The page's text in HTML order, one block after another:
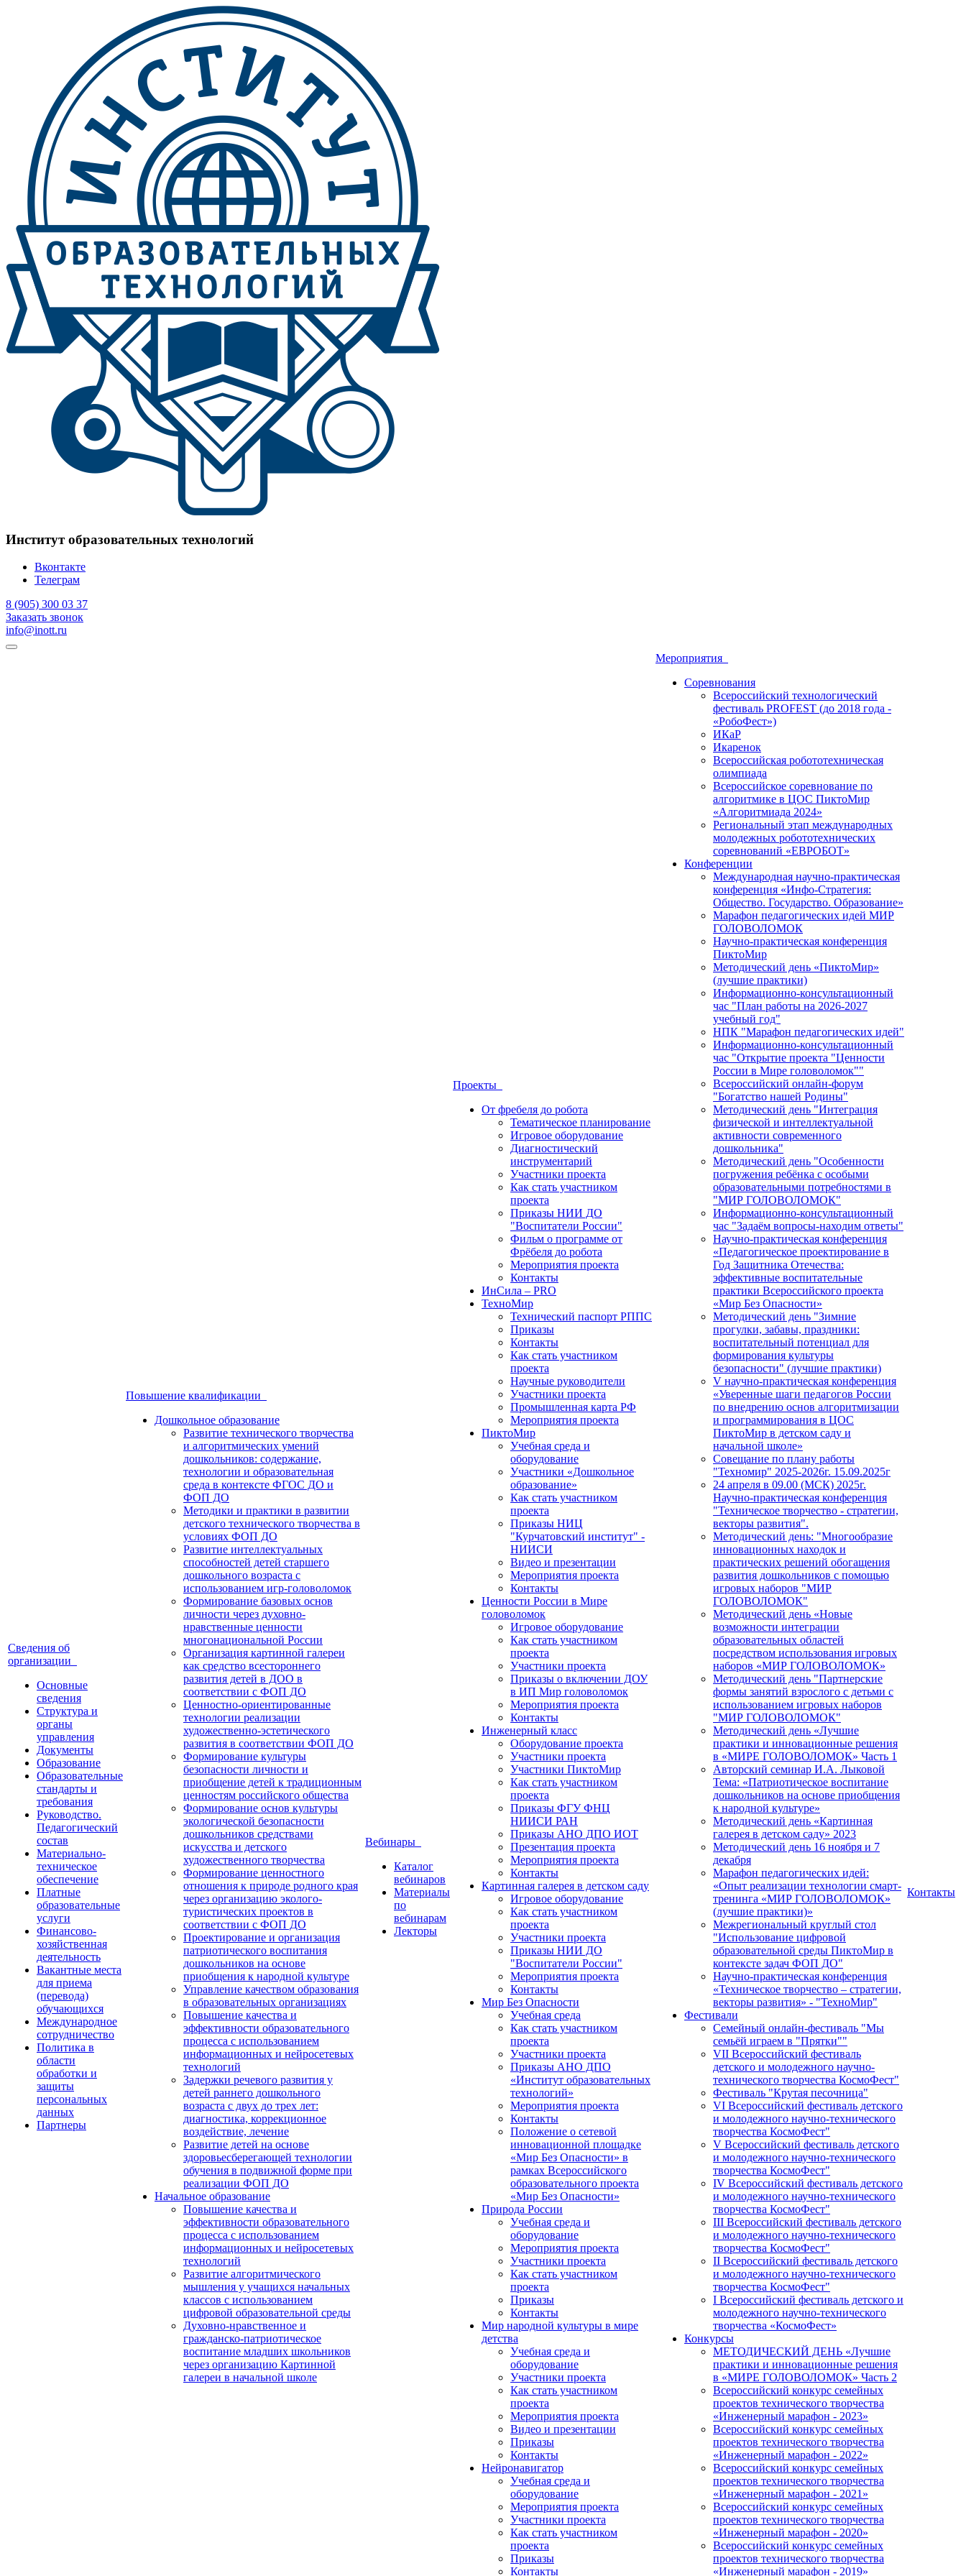
Институт образовательных технологий
Вконтакте
Телеграм
8 (905) 300 03 37
Заказать звонок
info@inott.ru
Сведения об
организации
Основные
сведения
Структура и
органы
управления
Документы
Образование
Образовательные
стандарты и
требования
Руководство.
Педагогический
состав
Материально-
техническое
обеспечение
Платные
образовательные
услуги
Финансово-
хозяйственная
деятельность
Вакантные места
для приема
(перевода)
обучающихся
Международное
сотрудничество
Политика в
области
обработки и
защиты
персональных
данных
Партнеры
Повышение квалификации
Дошкольное образование
Развитие технического творчества
и алгоритмических умений
дошкольников: содержание,
технологии и образовательная
среда в контексте ФГОС ДО и
ФОП ДО
Методики и практики в развитии
детского технического творчества в
условиях ФОП ДО
Развитие интеллектуальных
способностей детей старшего
дошкольного возраста с
использованием игр-головоломок
Формирование базовых основ
личности через духовно-
нравственные ценности
многонациональной России
Организация картинной галереи
как средство всестороннего
развития детей в ДОО в
соответствии с ФОП ДО
Ценностно-ориентированные
технологии реализации
художественно-эстетического
развития в соответствии ФОП ДО
Формирование культуры
безопасности личности и
приобщение детей к традиционным
ценностям российского общества
Формирование основ культуры
экологической безопасности
дошкольников средствами
искусства и детского
художественного творчества
Формирование ценностного
отношения к природе родного края
через организацию эколого-
туристических проектов в
соответствии с ФОП ДО
Проектирование и организация
патриотического воспитания
дошкольников на основе
приобщения к народной культуре
Управление качеством образования
в образовательных организациях
Повышение качества и
эффективности образовательного
процесса с использованием
информационных и нейросетевых
технологий
Задержки речевого развития у
детей раннего дошкольного
возраста с двух до трех лет:
диагностика, коррекционное
воздействие, лечение
Развитие детей на основе
здоровьесберегающей технологии
обучения в подвижной форме при
реализации ФОП ДО
Начальное образование
Повышение качества и
эффективности образовательного
процесса с использованием
информационных и нейросетевых
технологий
Развитие алгоритмического
мышления у учащихся начальных
классов с использованием
цифровой образовательной среды
Духовно-нравственное и
гражданско-патриотическое
воспитание младших школьников
через организацию Картинной
галереи в начальной школе
Вебинары
Каталог
вебинаров
Материалы
по
вебинарам
Лекторы
Проекты
От фребеля до робота
Тематическое планирование
Игровое оборудование
Диагностический
инструментарий
Участники проекта
Как стать участником
проекта
Приказы НИИ ДО
"Воспитатели России"
Фильм о программе от
Фрёбеля до робота
Мероприятия проекта
Контакты
ИнСила – PRO
ТехноМир
Технический паспорт РППС
Приказы
Контакты
Как стать участником
проекта
Научные руководители
Участники проекта
Промышленная карта РФ
Мероприятия проекта
ПиктоМир
Учебная среда и
оборудование
Участники «Дошкольное
образование»
Как стать участником
проекта
Приказы НИЦ
"Курчатовский институт" -
НИИСИ
Видео и презентации
Мероприятия проекта
Контакты
Ценности России в Мире
головоломок
Игровое оборудование
Как стать участником
проекта
Участники проекта
Приказы о включении ДОУ
в ИП Мир головоломок
Мероприятия проекта
Контакты
Инженерный класс
Оборудование проекта
Участники проекта
Участники ПиктоМир
Как стать участником
проекта
Приказы ФГУ ФНЦ
НИИСИ РАН
Приказы АНО ДПО ИОТ
Презентация проекта
Мероприятия проекта
Контакты
Картинная галерея в детском саду
Игровое оборудование
Как стать участником
проекта
Участники проекта
Приказы НИИ ДО
"Воспитатели России"
Мероприятия проекта
Контакты
Мир Без Опасности
Учебная среда
Как стать участником
проекта
Участники проекта
Приказы АНО ДПО
«Институт образовательных
технологий»
Мероприятия проекта
Контакты
Положение о сетевой
инновационной площадке
«Мир Без Опасности» в
рамках Всероссийского
образовательного проекта
«Мир Без Опасности»
Природа России
Учебная среда и
оборудование
Мероприятия проекта
Участники проекта
Как стать участником
проекта
Приказы
Контакты
Мир народной культуры в мире
детства
Учебная среда и
оборудование
Участники проекта
Как стать участником
проекта
Мероприятия проекта
Видео и презентации
Приказы
Контакты
Нейронавигатор
Учебная среда и
оборудование
Мероприятия проекта
Участники проекта
Как стать участником
проекта
Приказы
Контакты
Мероприятия
Соревнования
Всероссийский технологический
фестиваль PROFEST (до 2018 года -
«РобоФест»)
ИКаР
Икаренок
Всероссийская робототехническая
олимпиада
Всероссийское соревнование по
алгоритмике в ЦОС ПиктоМир
«Алгоритмиада 2024»
Региональный этап международных
молодежных робототехнических
соревнований «ЕВРОБОТ»
Конференции
Международная научно-практическая
конференция «Инфо-Стратегия:
Общество. Государство. Образование»
Марафон педагогических идей МИР
ГОЛОВОЛОМОК
Научно-практическая конференция
ПиктоМир
Методический день «ПиктоМир»
(лучшие практики)
Информационно-консультационный
час "План работы на 2026-2027
учебный год"
НПК "Марафон педагогических идей"
Информационно-консультационный
час "Открытие проекта "Ценности
России в Мире головоломок""
Всероссийский онлайн-форум
"Богатство нашей Родины"
Методический день "Интеграция
физической и интеллектуальной
активности современного
дошкольника"
Методический день "Особенности
погружения ребёнка с особыми
образовательными потребностями в
"МИР ГОЛОВОЛОМОК"
Информационно-консультационный
час "Задаём вопросы-находим ответы"
Научно-практическая конференция
«Педагогическое проектирование в
Год Защитника Отечества:
эффективные воспитательные
практики Всероссийского проекта
«Мир Без Опасности»
Методический день "Зимние
прогулки, забавы, праздники:
воспитательный потенциал для
формирования культуры
безопасности" (лучшие практики)
V научно-практическая конференция
«Уверенные шаги педагогов России
по внедрению основ алгоритмизации
и программирования в ЦОС
ПиктоМир в детском саду и
начальной школе»
Совещание по плану работы
"Техномир" 2025-2026г. 15.09.2025г
24 апреля в 09.00 (МСК) 2025г.
Научно-практическая конференция
"Техническое творчество - стратегии,
векторы развития".
Методический день: "Многообразие
инновационных находок и
практических решений обогащения
развития дошкольников с помощью
игровых наборов "МИР
ГОЛОВОЛОМОК"
Методический день «Новые
возможности интеграции
образовательных областей
посредством использования игровых
наборов «МИР ГОЛОВОЛОМОК»
Методический день "Партнерские
формы занятий взрослого с детьми с
использованием игровых наборов
"МИР ГОЛОВОЛОМОК"
Методический день «Лучшие
практики и инновационные решения
в «МИРЕ ГОЛОВОЛОМОК» Часть 1
Авторский семинар И.А. Лыковой
Тема: «Патриотическое воспитание
дошкольников на основе приобщения
к народной культуре»
Методический день «Картинная
галерея в детском саду» 2023
Методический день 16 ноября и 7
декабря
Марафон педагогических идей:
«Опыт реализации технологии смарт-
тренинга «МИР ГОЛОВОЛОМОК»
(лучшие практики)»
Межрегиональный круглый стол
"Использование цифровой
образовательной среды ПиктоМир в
контексте задач ФОП ДО"
Научно-практическая конференция
«Техническое творчество – стратегии,
векторы развития» - "ТехноМир"
Фестивали
Семейный онлайн-фестиваль "Мы
семьёй играем в "Прятки""
VII Всероссийский фестиваль
детского и молодежного научно-
технического творчества КосмоФест"
Фестиваль "Крутая песочница"
VI Всероссийский фестиваль детского
и молодежного научно-технического
творчества КосмоФест"
V Всероссийский фестиваль детского
и молодежного научно-технического
творчества КосмоФест"
IV Всероссийский фестиваль детского
и молодежного научно-технического
творчества КосмоФест"
III Всероссийский фестиваль детского
и молодежного научно-технического
творчества КосмоФест"
II Всероссийский фестиваль детского
и молодежного научно-технического
творчества КосмоФест"
I Всероссийский фестиваль детского и
молодежного научно-технического
творчества «КосмоФест»
Конкурсы
МЕТОДИЧЕСКИЙ ДЕНЬ «Лучшие
практики и инновационные решения
в «МИРЕ ГОЛОВОЛОМОК» Часть 2
Всероссийский конкурс семейных
проектов технического творчества
«Инженерный марафон - 2023»
Всероссийский конкурс семейных
проектов технического творчества
«Инженерный марафон - 2022»
Всероссийский конкурс семейных
проектов технического творчества
«Инженерный марафон - 2021»
Всероссийский конкурс семейных
проектов технического творчества
«Инженерный марафон - 2020»
Всероссийский конкурс семейных
проектов технического творчества
«Инженерный марафон - 2019»
Контакты